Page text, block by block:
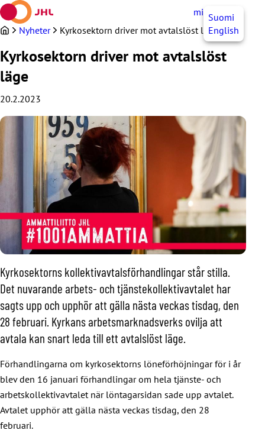
Hoppa
till
innehållet
mittJHL SV
Suomi
English
Nyheter Kyrkosektorn driver mot avtalslöst läge
Kyrkosektorn driver mot avtalslöst
läge
20.2.2023
Kyrkosektorns kollektivavtalsförhandlingar står stilla.
Det nuvarande arbets- och tjänstekollektivavtalet har
sagts upp och upphör att gälla nästa veckas tisdag, den
28 februari. Kyrkans arbetsmarknadsverks ovilja att
avtala kan snart leda till ett avtalslöst läge.
Förhandlingarna om kyrkosektorns löneförhöjningar för i år
blev den 16 januari förhandlingar om hela tjänste- och
arbetskollektivavtalet när löntagarsidan sade upp avtalet.
Avtalet upphör att gälla nästa veckas tisdag, den 28
februari.